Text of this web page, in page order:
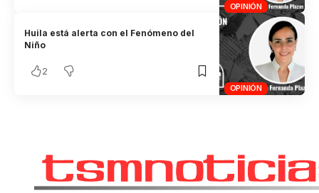
OPINIÓN
OPINIÓN
Huila está alerta con el Fenómeno del
Niño
2